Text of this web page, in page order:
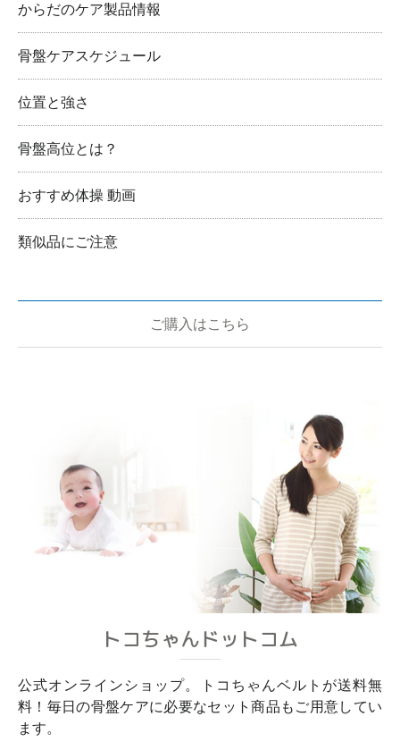
からだのケア製品情報
骨盤ケアスケジュール
位置と強さ
骨盤高位とは？
おすすめ体操 動画
類似品にご注意
ご購入はこちら
トコちゃんドットコム
公式オンラインショップ。トコちゃんベルトが送料無
料！毎日の骨盤ケアに必要なセット商品もご用意してい
ます。